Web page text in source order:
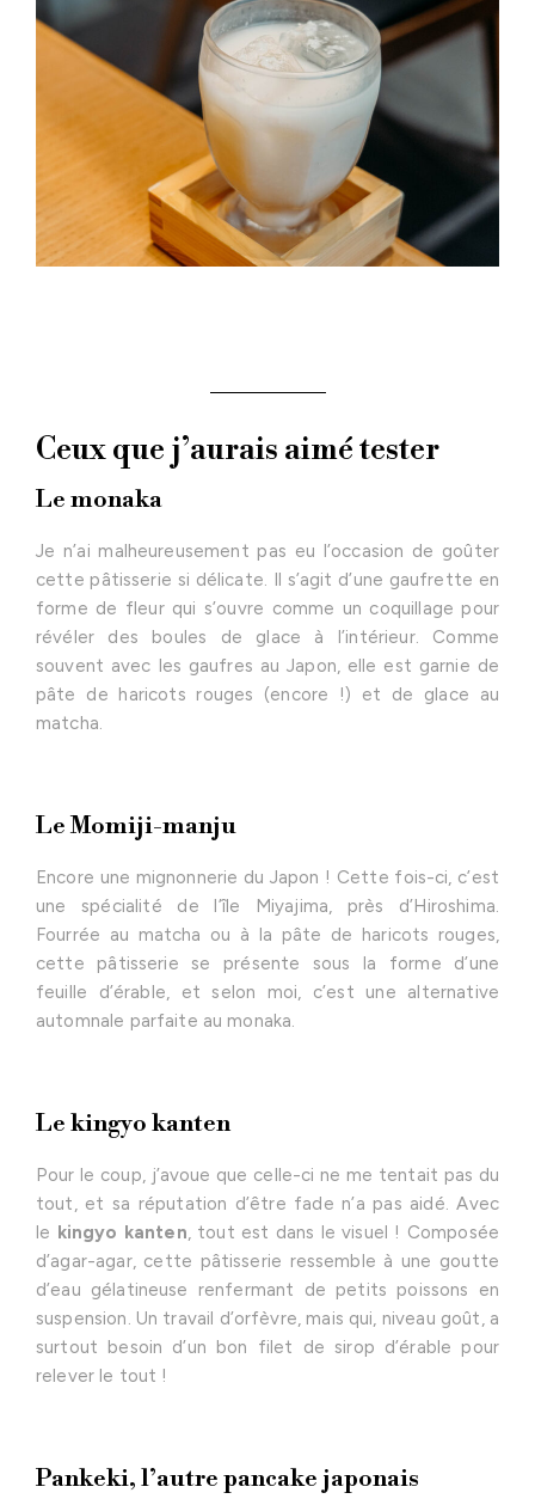
Ceux que j’aurais aimé tester
Le monaka
Je n’ai malheureusement pas eu l’occasion de goûter
cette pâtisserie si délicate. Il s’agit d’une gaufrette en
forme de fleur qui s’ouvre comme un coquillage pour
révéler des boules de glace à l’intérieur. Comme
souvent avec les gaufres au Japon, elle est garnie de
pâte de haricots rouges (encore !) et de glace au
matcha.
Le Momiji-manju
Encore une mignonnerie du Japon ! Cette fois-ci, c’est
une spécialité de l’île Miyajima, près d’Hiroshima.
Fourrée au matcha ou à la pâte de haricots rouges,
cette pâtisserie se présente sous la forme d’une
feuille d’érable, et selon moi, c’est une alternative
automnale parfaite au monaka.
Le kingyo kanten
Pour le coup, j’avoue que celle-ci ne me tentait pas du
tout, et sa réputation d’être fade n’a pas aidé. Avec
le kingyo kanten , tout est dans le visuel ! Composée
d’agar-agar, cette pâtisserie ressemble à une goutte
d’eau gélatineuse renfermant de petits poissons en
suspension. Un travail d’orfèvre, mais qui, niveau goût, a
surtout besoin d’un bon filet de sirop d’érable pour
relever le tout !
Pankeki, l’autre pancake japonais